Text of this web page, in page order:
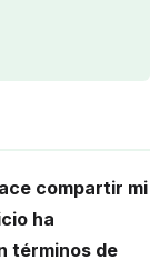
compartir mi
ha
términos de